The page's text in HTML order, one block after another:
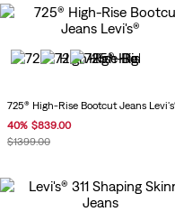
725® High-Rise Bootcut Jeans
40% $839.00
$1399.00